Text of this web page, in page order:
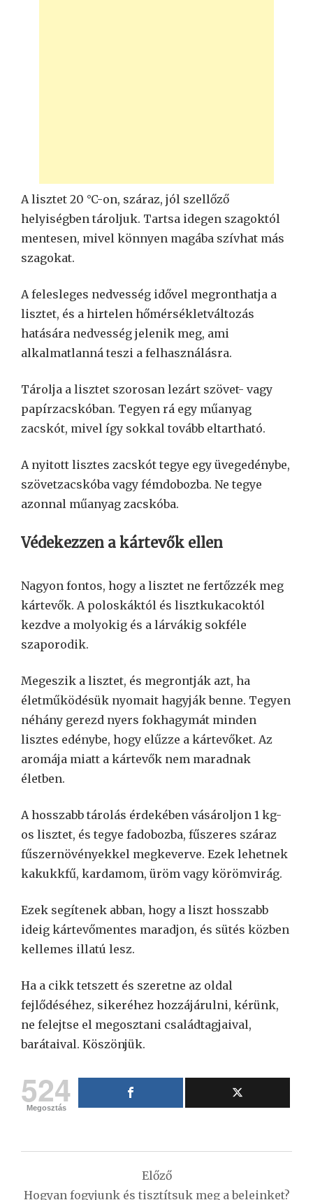
A lisztet 20 °C-on, száraz, jól szellőző
helyiségben tároljuk. Tartsa idegen szagoktól
mentesen, mivel könnyen magába szívhat más
szagokat.
A felesleges nedvesség idővel megronthatja a
lisztet, és a hirtelen hőmérsékletváltozás
hatására nedvesség jelenik meg, ami
alkalmatlanná teszi a felhasználásra.
Tárolja a lisztet szorosan lezárt szövet- vagy
papírzacskóban. Tegyen rá egy műanyag
zacskót, mivel így sokkal tovább eltartható.
A nyitott lisztes zacskót tegye egy üvegedénybe,
szövetzacskóba vagy fémdobozba. Ne tegye
azonnal műanyag zacskóba.
Védekezzen a kártevők ellen
Nagyon fontos, hogy a lisztet ne fertőzzék meg
kártevők. A poloskáktól és lisztkukacoktól
kezdve a molyokig és a lárvákig sokféle
szaporodik.
Megeszik a lisztet, és megrontják azt, ha
életműködésük nyomait hagyják benne. Tegyen
néhány gerezd nyers fokhagymát minden
lisztes edénybe, hogy elűzze a kártevőket. Az
aromája miatt a kártevők nem maradnak
életben.
A hosszabb tárolás érdekében vásároljon 1 kg-
os lisztet, és tegye fadobozba, fűszeres száraz
fűszernövényekkel megkeverve. Ezek lehetnek
kakukkfű, kardamom, üröm vagy körömvirág.
Ezek segítenek abban, hogy a liszt hosszabb
ideig kártevőmentes maradjon, és sütés közben
kellemes illatú lesz.
Ha a cikk tetszett és szeretne az oldal
fejlődéséhez, sikeréhez hozzájárulni, kérünk,
ne felejtse el megosztani családtagjaival,
barátaival. Köszönjük.
524
Megosztás
navigáció
Előző
Hogyan fogyjunk és tisztítsuk meg a beleinket?